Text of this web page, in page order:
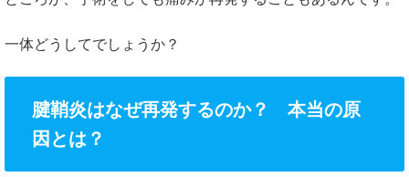
一体どうしてでしょうか？
腱鞘炎はなぜ再発するのか？ 本当の原
因とは？